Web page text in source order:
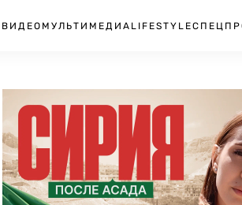
ВИДЕО МУЛЬТИМЕДИА LIFESTYLE